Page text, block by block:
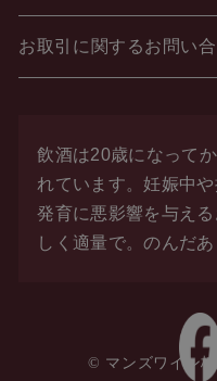
お取引に関するお問い
飲酒は20歳になって
れています。妊娠中
発育に悪影響を与え
しく適量で。のんだあ
© マンズワイン